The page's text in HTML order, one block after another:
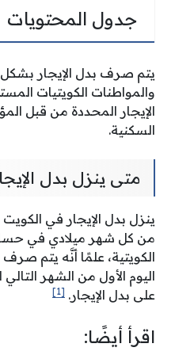
جدول المحتويات
يتم صرف بدل الإيجار
والمواطنات الكويتيات
الإيجار المحددة من قبل
السكنية.
متى ينزل بدل
ينزل بدل الإيجار في الكويت
من كل شهر ميلادي في
الكويتية، علمًا أنَّه يتم
اليوم الأول من الشهر
على بدل الإيجار. [1]
اقرأ أيضًا: